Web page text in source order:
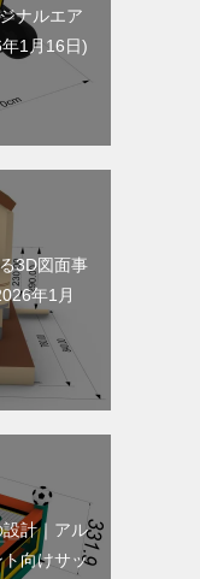
ナルエア
1月16日
3D図面事
年1月
計｜アル
向けサッ